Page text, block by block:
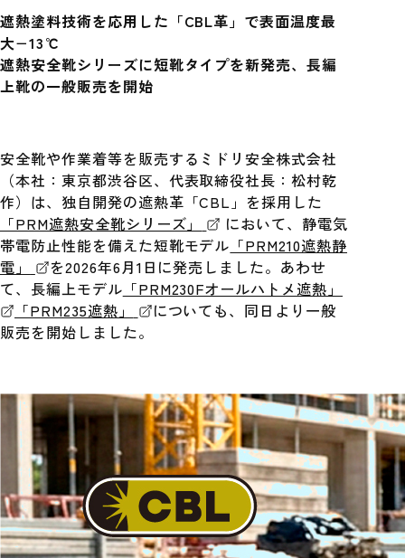
遮熱塗料技術を応用した「CBL革」で表面温度最
大−13℃
遮熱安全靴シリーズに短靴タイプを新発売、長編
上靴の一般販売を開始
安全靴や作業着等を販売するミドリ安全株式会社
（本社：東京都渋谷区、代表取締役社長：松村乾
作）は、独自開発の遮熱革「CBL」を採用した
「PRM遮熱安全靴シリーズ」
において、静電気
帯電防止性能を備えた短靴モデル 「PRM210遮熱静
電」
を2026年6月1日に発売しました。あわせ
て、長編上モデル 「PRM230Fオールハトメ遮熱」
「PRM235遮熱」
についても、同日より一般
販売を開始しました。